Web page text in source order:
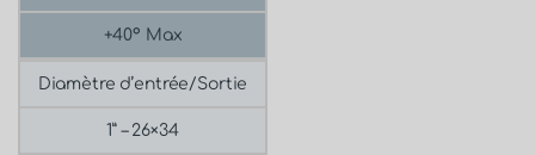
+40° Max
Diamètre d’entrée/Sortie
1” – 26×34